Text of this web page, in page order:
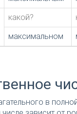
какой?
максимальном
в